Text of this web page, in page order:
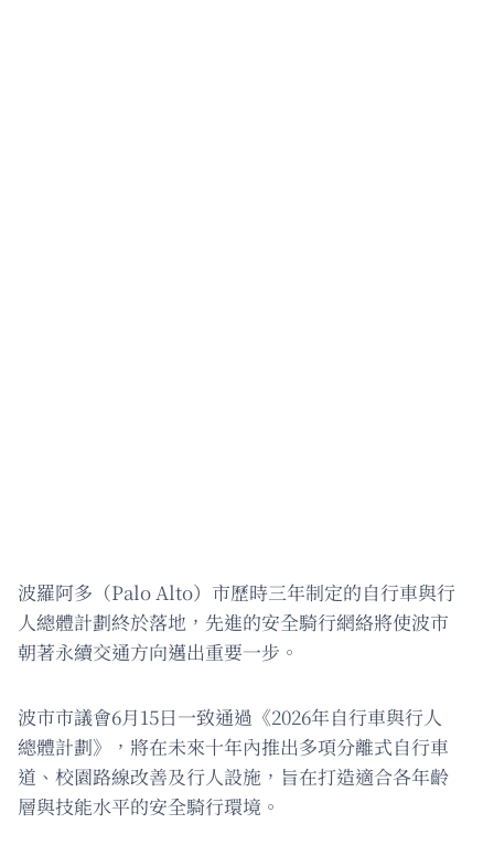
波羅阿多（Palo Alto）市歷時三年制定的自行車與行
人總體計劃終於落地，先進的安全騎行網絡將使波市
朝著永續交通方向邁出重要一步。
波市市議會6月15日一致通過《2026年自行車與行人
總體計劃》，將在未來十年內推出多項分離式自行車
道、校園路線改善及行人設施，旨在打造適合各年齡
層與技能水平的安全騎行環境。